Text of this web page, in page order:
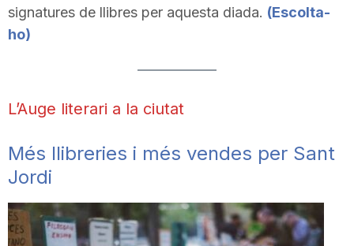
signatures de llibres per aquesta diada. (Escolta-
ho)
L’Auge literari a la ciutat
Més llibreries i més vendes per Sant
Jordi